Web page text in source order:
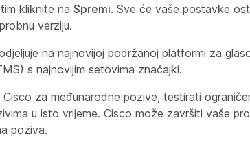
kliknite na Spremi. Sve će vaše postavke
verziju.
na najnovijoj podržanoj platformi za
s najnovijim setovima značajki.
za međunarodne pozive, testirati
u isto vrijeme. Cisco može završiti vaše
poziva.